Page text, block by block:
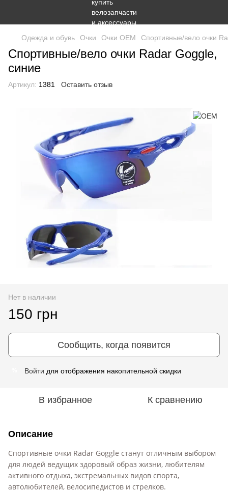
Одежда и обувь Очки Очки OEM Спортивные/вело очки
Спортивные/вело очки Radar Goggle,
синие
Артикул: 1381 Оставить отзыв
Нет в наличии
150 грн
Сообщить, когда появится
Войти для отображения накопительной скидки
В избранное К сравнению
Описание
Спортивные очки Radar Goggle станут отличным выбором
для людей ведущих здоровый образ жизни, любителям
активного отдыха, экстремальных видов спорта,
автолюбителей, велосипедистов и стрелков.